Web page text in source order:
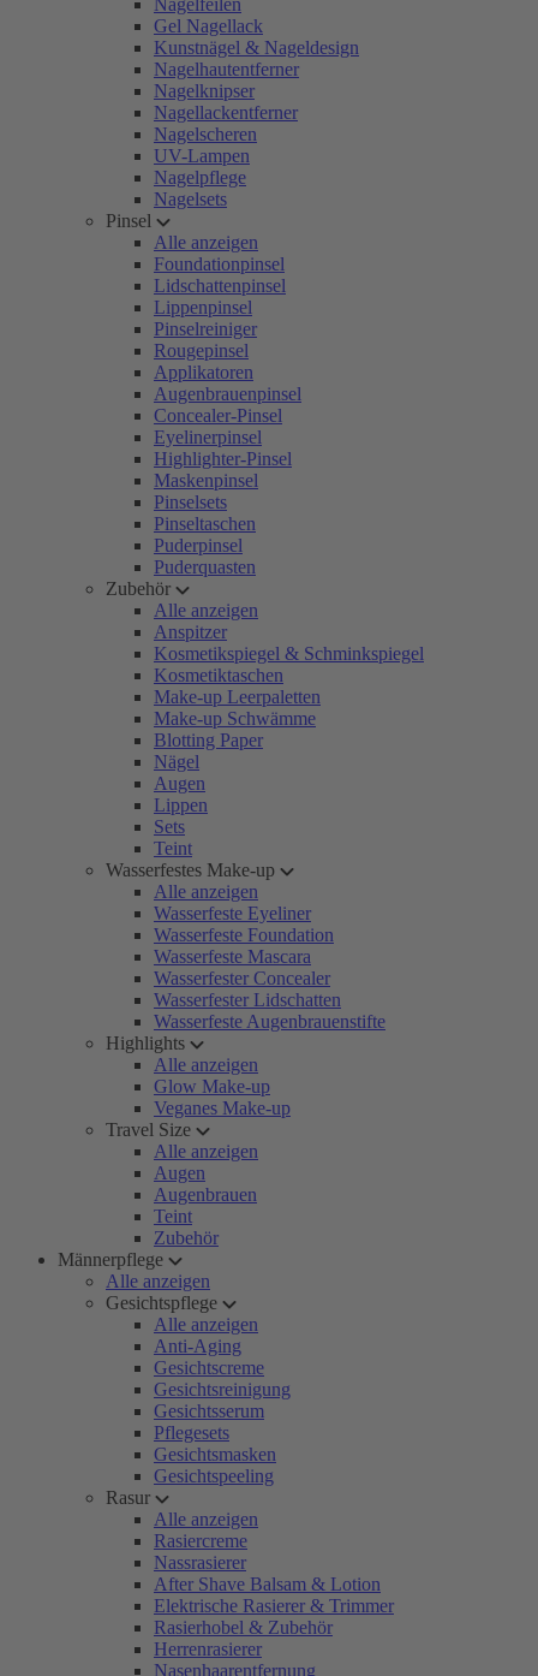
Nagelfeilen
Gel Nagellack
Kunstnägel & Nageldesign
Nagelhautentferner
Nagelknipser
Nagellackentferner
Nagelscheren
UV-Lampen
Nagelpflege
Nagelsets
Pinsel
Alle anzeigen
Foundationpinsel
Lidschattenpinsel
Lippenpinsel
Pinselreiniger
Rougepinsel
Applikatoren
Augenbrauenpinsel
Concealer-Pinsel
Eyelinerpinsel
Highlighter-Pinsel
Maskenpinsel
Pinselsets
Pinseltaschen
Puderpinsel
Puderquasten
Zubehör
Alle anzeigen
Anspitzer
Kosmetikspiegel & Schminkspiegel
Kosmetiktaschen
Make-up Leerpaletten
Make-up Schwämme
Blotting Paper
Nägel
Augen
Lippen
Sets
Teint
Wasserfestes Make-up
Alle anzeigen
Wasserfeste Eyeliner
Wasserfeste Foundation
Wasserfeste Mascara
Wasserfester Concealer
Wasserfester Lidschatten
Wasserfeste Augenbrauenstifte
Highlights
Alle anzeigen
Glow Make-up
Veganes Make-up
Travel Size
Alle anzeigen
Augen
Augenbrauen
Teint
Zubehör
Männerpflege
Alle anzeigen
Gesichtspflege
Alle anzeigen
Anti-Aging
Gesichtscreme
Gesichtsreinigung
Gesichtsserum
Pflegesets
Gesichtsmasken
Gesichtspeeling
Rasur
Alle anzeigen
Rasiercreme
Nassrasierer
After Shave Balsam & Lotion
Elektrische Rasierer & Trimmer
Rasierhobel & Zubehör
Herrenrasierer
Nasenhaarentfernung